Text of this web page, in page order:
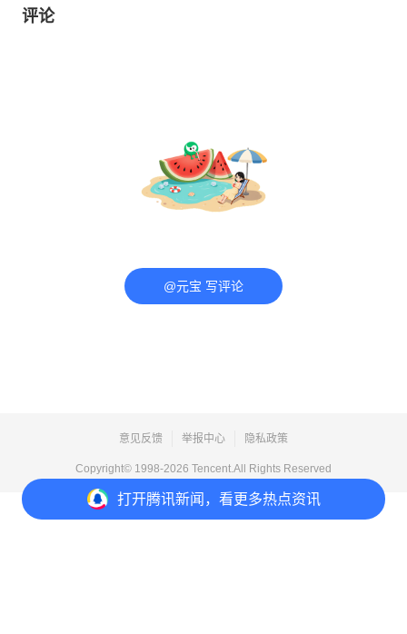
打开腾讯新闻，看更多热点资讯
评论
@元宝 写评论
意见反馈 举报中心 隐私政策
Copyright© 1998-2026 Tencent.All Rights Reserved